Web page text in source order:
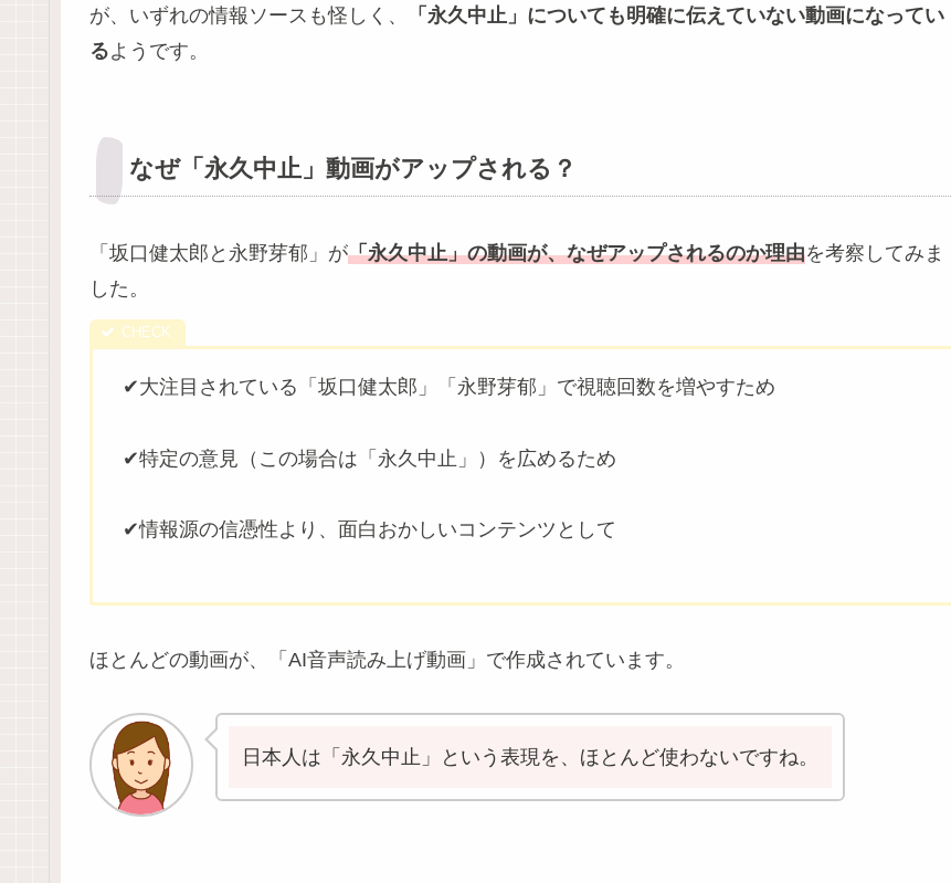
が、いずれの情報ソースも怪しく、
「永久中止」についても明確に伝えていない動画になってい
るようです。
なぜ「永久中止」動画がアップされる？
「坂口健太郎と永野芽郁」が「永久中止」の動画が、なぜアップされるのか理由を考察してみま
した。
✔大注目されている「坂口健太郎」「永野芽郁」で視聴回数を増やすため
✔特定の意見（この場合は「永久中止」）を広めるため
✔情報源の信憑性より、面白おかしいコンテンツとして
ほとんどの動画が、「AI音声読み上げ動画」で作成されています。
日本人は「永久中止」という表現を、ほとんど使わないですね。